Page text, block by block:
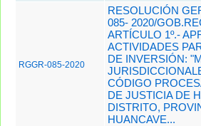
RGGR-085-2020
RESOLUCIÓN
085- 2020/
ARTÍCULO 1º.-
ACTIVIDADES
DE INVERSIÓN:
CÓDIGO
DE JUSTICIA DE
DISTRITO,
HUANCAVE...